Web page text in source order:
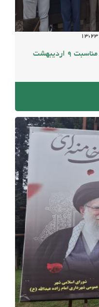
13:23
پیام شهردار امام زاده عبداله به مناسبت 9 اردیبهشت